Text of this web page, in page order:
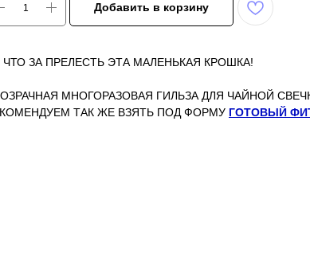
Добавить в корзину
ЧТО ЗА ПРЕЛЕСТЬ ЭТА МАЛЕНЬКАЯ КРОШКА!
МНОГОРАЗОВАЯ ГИЛЬЗА ДЛЯ ЧАЙНОЙ
ТАК ЖЕ ВЗЯТЬ ПОД ФОРМУ ГОТОВЫЙ